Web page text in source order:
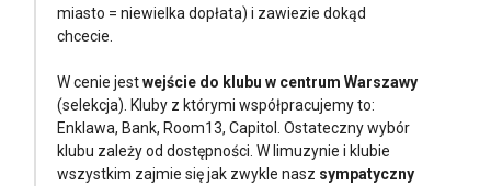
miasto = niewielka dopłata) i zawiezie dokąd
chcecie.
W cenie jestwejście do klubu w centrum Warszawy
(selekcja). Kluby z którymi współpracujemy to:
Enklawa, Bank, Room13, Capitol. Ostateczny wybór
klubu zależy od dostępności. W limuzynie i klubie
wszystkim zajmie się jak zwykle nasz sympatyczny